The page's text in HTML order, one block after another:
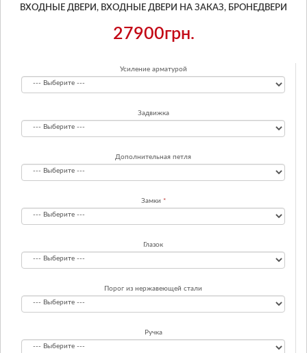
ВХОДНЫЕ ДВЕРИ, ВХОДНЫЕ ДВЕРИ НА ЗАКАЗ, БРОНЕДВЕРИ
27900грн.
Усиление арматурой
Задвижка
Дополнительная петля
Замки
Глазок
Порог из нержавеющей стали
Ручка